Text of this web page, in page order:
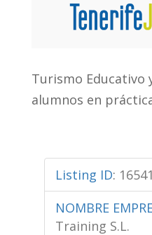
Turismo Educativo
alumnos en
Listing ID: 16541
NOMBRE
Training S.L.